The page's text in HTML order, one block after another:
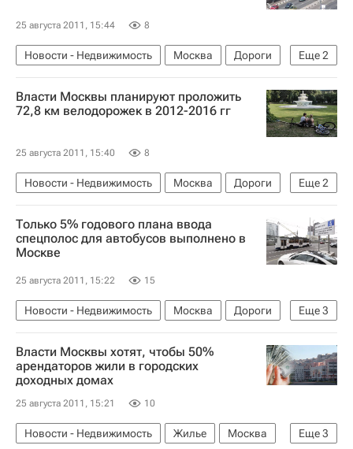
25 августа 2011, 15:44 8
Еще2
Новости - Недвижимость Москва
Дороги
Инфраструктура
Россия
Власти Москвы планируют проложить
72,8 км велодорожек в 2012-2016 гг
25 августа 2011, 15:40 8
Еще2
Новости - Недвижимость Москва
Дороги
Инфраструктура
Россия
Только 5% годового плана ввода
спецполос для автобусов выполнено в
Москве
25 августа 2011, 15:22 15
Еще3
Новости - Недвижимость Москва
Дороги
Транспорт
Инфраструктура Россия
Власти Москвы хотят, чтобы 50%
арендаторов жили в городских
доходных домах
25 августа 2011, 15:21 10
Еще3
Новости - Недвижимость Жилье
Москва